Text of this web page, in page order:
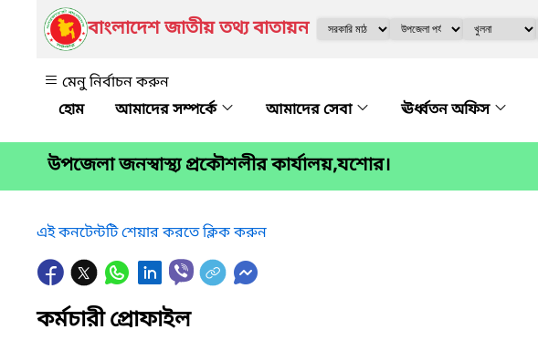
বাংলাদেশ জাতীয় তথ্য বাতায়ন
মেনু নির্বাচন করুন
আমাদের সম্পর্কে
আমাদের সেবা ঊর্ধ্বতন অফিস
উপজেলা জনস্বাস্থ্য প্রকৌশলীর কার্যালয়,যশোর।
এই কনটেন্টটি শেয়ার করতে ক্লিক করুন
কর্মচারী প্রোফাইল